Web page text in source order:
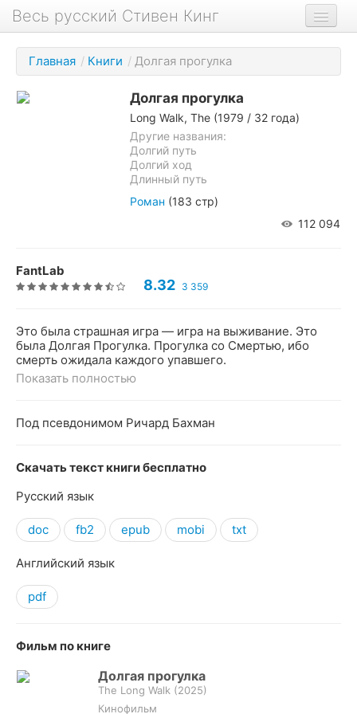
Весь русский Стивен Кинг
Книги
Фильмы
Аудиокниги
Главная / Книги / Долгая прогулка
Долгая прогулка
Long Walk, The (1979 / 32 года)
Другие названия:
Долгий путь
Долгий ход
Длинный путь
Роман (183 стр)
112 094
FantLab
8.32 3 359
Это была страшная игра — игра на выживание. Это
была Долгая Прогулка. Прогулка со Смертью, ибо
смерть ожидала каждого упавшего.
Показать полностью
Под псевдонимом Ричард Бахман
Скачать текст книги бесплатно
Русский язык
doc fb2 epub mobi txt
Английский язык
pdf
Фильм по книге
Долгая прогулка
The Long Walk (2025)
Кинофильм